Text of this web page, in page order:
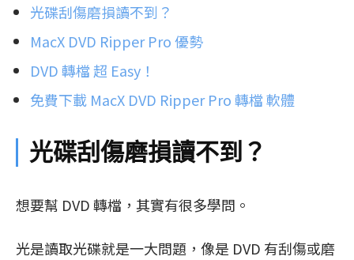
光碟刮傷磨損讀不到？
MacX DVD Ripper Pro 優勢
DVD 轉檔 超 Easy！
免費下載 MacX DVD Ripper Pro 轉檔 軟體
光碟刮傷磨損讀不到？
想要幫 DVD 轉檔，其實有很多學問。
光是讀取光碟就是一大問題，像是 DVD 有刮傷或磨